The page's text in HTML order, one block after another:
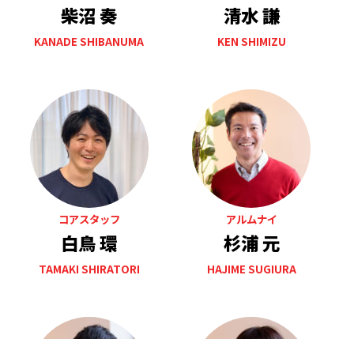
柴沼 奏
KANADE SHIBANUMA
清水 謙
KEN SHIMIZU
コアスタッフ
白鳥 環
TAMAKI SHIRATORI
アルムナイ
杉浦 元
HAJIME SUGIURA